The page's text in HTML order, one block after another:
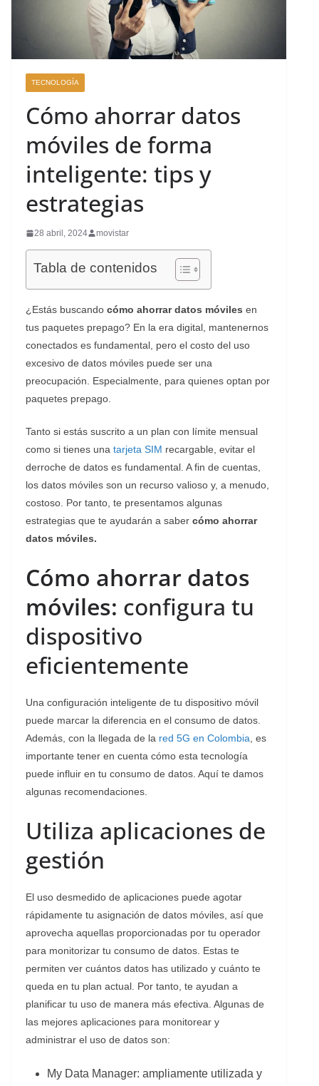
TECNOLOGÍA
Cómo ahorrar datos
móviles de forma
inteligente: tips y
estrategias
28 abril, 2024 movistar
Tabla de contenidos
¿Estás buscando cómo ahorrar datos móviles en
tus paquetes prepago? En la era digital, mantenernos
conectados es fundamental, pero el costo del uso
excesivo de datos móviles puede ser una
preocupación. Especialmente, para quienes optan por
paquetes prepago.
Tanto si estás suscrito a un plan con límite mensual
como si tienes una tarjeta SIM recargable, evitar el
derroche de datos es fundamental. A fin de cuentas,
los datos móviles son un recurso valioso y, a menudo,
costoso. Por tanto, te presentamos algunas
estrategias que te ayudarán a saber cómo ahorrar
datos móviles.
Cómo ahorrar datos
móviles: configura tu
dispositivo
eficientemente
Una configuración inteligente de tu dispositivo móvil
puede marcar la diferencia en el consumo de datos.
Además, con la llegada de la red 5G en Colombia , es
importante tener en cuenta cómo esta tecnología
puede influir en tu consumo de datos. Aquí te damos
algunas recomendaciones.
Utiliza aplicaciones de
gestión
El uso desmedido de aplicaciones puede agotar
rápidamente tu asignación de datos móviles, así que
aprovecha aquellas proporcionadas por tu operador
para monitorizar tu consumo de datos. Estas te
permiten ver cuántos datos has utilizado y cuánto te
queda en tu plan actual. Por tanto, te ayudan a
planificar tu uso de manera más efectiva. Algunas de
las mejores aplicaciones para monitorear y
administrar el uso de datos son:
My Data Manager: ampliamente utilizada y